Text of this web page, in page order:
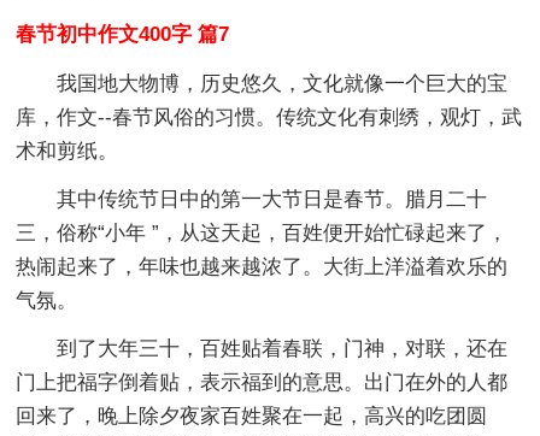
春节初中作文400字 篇7
我国地大物博，历史悠久，文化就像一个巨大的宝
库，作文--春节风俗的习惯。传统文化有刺绣，观灯，武
术和剪纸。
其中传统节日中的第一大节日是春节。腊月二十
三，俗称“小年 ”，从这天起，百姓便开始忙碌起来了，
热闹起来了，年味也越来越浓了。大街上洋溢着欢乐的
气氛。
到了大年三十，百姓贴着春联，门神，对联，还在
门上把福字倒着贴，表示福到的意思。出门在外的人都
回来了，晚上除夕夜家百姓聚在一起，高兴的吃团圆